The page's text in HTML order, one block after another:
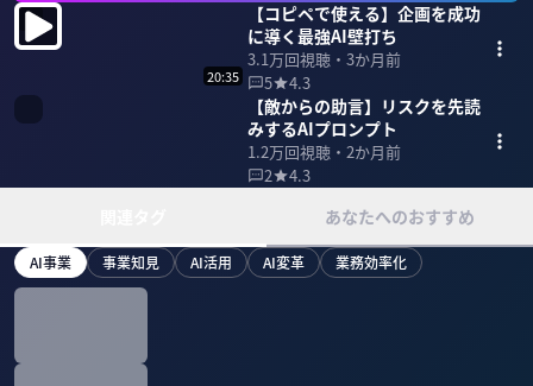
【コピペで使える】企画を成功
に導く最強AI壁打ち
3.1万回視聴・ 3か月前
5
4.3
20:35
【敵からの助言】リスクを先読
みするAIプロンプト
1.2万回視聴・ 2か月前
2
4.3
あなたへのおすすめ
AI事業 事業知見 AI活用 AI変革 業務効率化